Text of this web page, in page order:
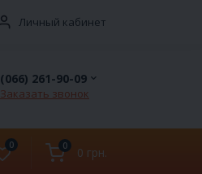
Личный кабинет
(066) 261-90-09
Заказать звонок
0 0 0 грн.